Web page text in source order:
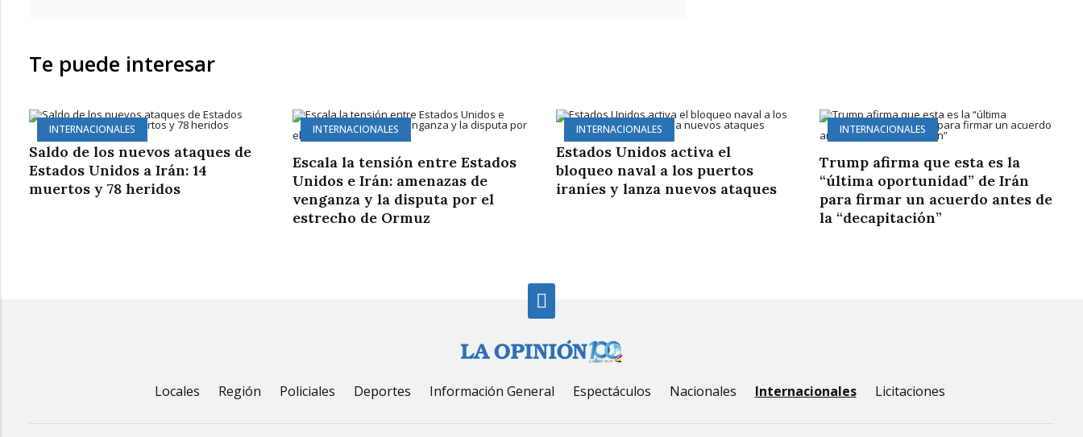
Te puede interesar
INTERNACIONALES
Saldo de los nuevos ataques de
Estados Unidos a Irán: 14
muertos y 78 heridos
INTERNACIONALES
Escala la tensión entre Estados
Unidos e Irán: amenazas de
venganza y la disputa por el
estrecho de Ormuz
INTERNACIONALES
Estados Unidos activa el
bloqueo naval a los puertos
iraníes y lanza nuevos ataques
INTERNACIONALES
Trump afirma que esta es la
“última oportunidad” de Irán
para firmar un acuerdo antes de
la “decapitación”
Locales Región Policiales Deportes Información General Espectáculos Nacionales Internacionales Licitaciones